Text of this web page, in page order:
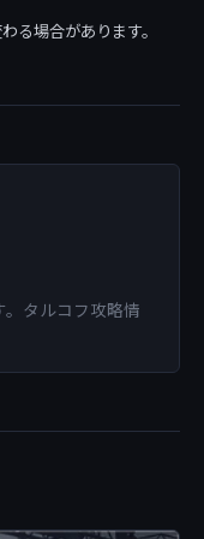
る場合があります。
タルコフ攻略情